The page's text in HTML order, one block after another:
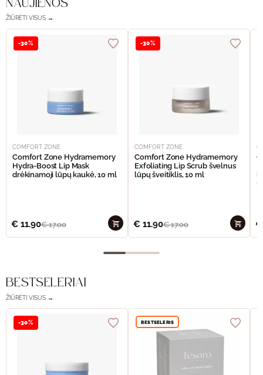
NAUJIENOS
ŽIŪRĖTI VISUS →
-30%
COMFORT ZONE
Comfort Zone Hydramemory
Hydra-Boost Lip Mask
drėkinamoji lūpų kaukė, 10 ml
€ 11.90€17.00
-30%
COMFORT ZONE
Comfort Zone Hydramemory
Exfoliating Lip Scrub švelnus
lūpų šveitiklis, 10 ml
€ 11.90€17.00 €
BESTSELERIAI
ŽIŪRĖTI VISUS →
-30% BESTSELERIS